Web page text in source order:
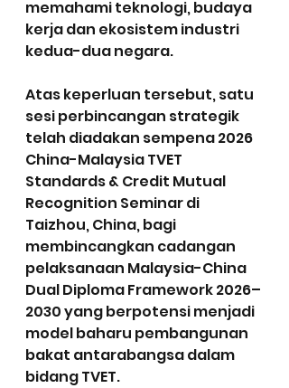
memahami teknologi, budaya
kerja dan ekosistem industri
kedua-dua negara.
Atas keperluan tersebut, satu
sesi perbincangan strategik
telah diadakan sempena 2026
China-Malaysia TVET
Standards & Credit Mutual
Recognition Seminar di
Taizhou, China, bagi
membincangkan cadangan
pelaksanaan Malaysia-China
Dual Diploma Framework 2026–
2030 yang berpotensi menjadi
model baharu pembangunan
bakat antarabangsa dalam
bidang TVET.